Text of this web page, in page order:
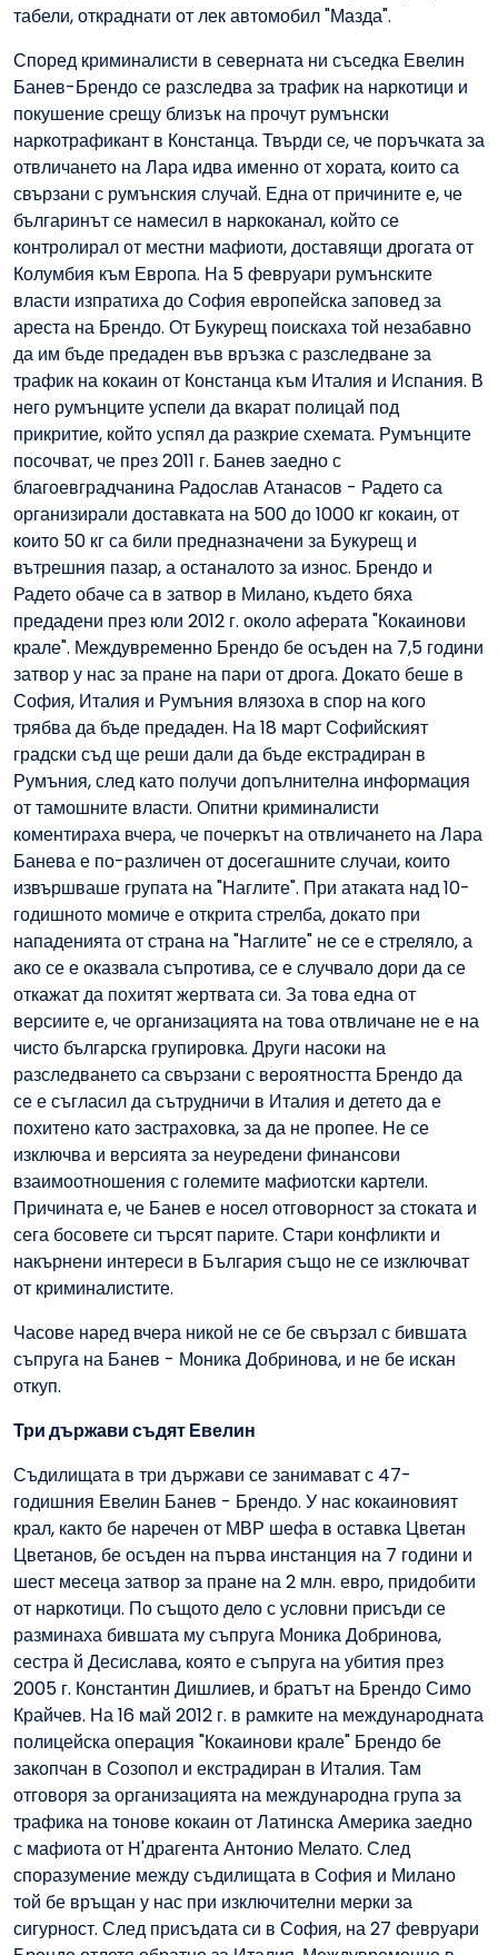
табели, откраднати от лек автомобил "Мазда".
Според криминалисти в северната ни съседка Евелин
Банев-Брендо се разследва за трафик на наркотици и
покушение срещу близък на прочут румънски
наркотрафикант в Констанца. Твърди се, че поръчката за
отвличането на Лара идва именно от хората, които са
свързани с румънския случай. Една от причините е, че
българинът се намесил в наркоканал, който се
контролирал от местни мафиоти, доставящи дрогата от
Колумбия към Европа. На 5 февруари румънските
власти изпратиха до София европейска заповед за
ареста на Брендо. От Букурещ поискаха той незабавно
да им бъде предаден във връзка с разследване за
трафик на кокаин от Констанца към Италия и Испания. В
него румънците успели да вкарат полицай под
прикритие, който успял да разкрие схемата. Румънците
посочват, че през 2011 г. Банев заедно с
благоевградчанина Радослав Атанасов - Радето са
организирали доставката на 500 до 1000 кг кокаин, от
които 50 кг са били предназначени за Букурещ и
вътрешния пазар, а останалото за износ. Брендо и
Радето обаче са в затвор в Милано, където бяха
предадени през юли 2012 г. около аферата "Кокаинови
крале". Междувременно Брендо бе осъден на 7,5 години
затвор у нас за пране на пари от дрога. Докато беше в
София, Италия и Румъния влязоха в спор на кого
трябва да бъде предаден. На 18 март Софийският
градски съд ще реши дали да бъде екстрадиран в
Румъния, след като получи допълнителна информация
от тамошните власти. Опитни криминалисти
коментираха вчера, че почеркът на отвличането на Лара
Банева е по-различен от досегашните случаи, които
извършваше групата на "Наглите". При атаката над 10-
годишното момиче е открита стрелба, докато при
нападенията от страна на "Наглите" не се е стреляло, а
ако се е оказвала съпротива, се е случвало дори да се
откажат да похитят жертвата си. За това една от
версиите е, че организацията на това отвличане не е на
чисто българска групировка. Други насоки на
разследването са свързани с вероятността Брендо да
се е съгласил да сътрудничи в Италия и детето да е
похитено като застраховка, за да не пропее. Не се
изключва и версията за неуредени финансови
взаимоотношения с големите мафиотски картели.
Причината е, че Банев е носел отговорност за стоката и
сега босовете си търсят парите. Стари конфликти и
накърнени интереси в България също не се изключват
от криминалистите.
Часове наред вчера никой не се бе свързал с бившата
съпруга на Банев - Моника Добринова, и не бе искан
откуп.
Три държави съдят Евелин
Съдилищата в три държави се занимават с 47-
годишния Евелин Банев - Брендо. У нас кокаиновият
крал, както бе наречен от МВР шефа в оставка Цветан
Цветанов, бе осъден на първа инстанция на 7 години и
шест месеца затвор за пране на 2 млн. евро, придобити
от наркотици. По същото дело с условни присъди се
разминаха бившата му съпруга Моника Добринова,
сестра й Десислава, която е съпруга на убития през
2005 г. Константин Дишлиев, и братът на Брендо Симо
Крайчев. На 16 май 2012 г. в рамките на международната
полицейска операция "Кокаинови крале" Брендо бе
закопчан в Созопол и екстрадиран в Италия. Там
отговоря за организацията на международна група за
трафика на тонове кокаин от Латинска Америка заедно
с мафиота от Н'драгента Антонио Мелато. След
споразумение между съдилищата в София и Милано
той бе връщан у нас при изключителни мерки за
сигурност. След присъдата си в София, на 27 февруари